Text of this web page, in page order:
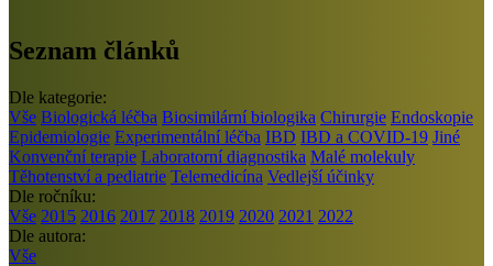
Seznam článků
Dle kategorie:
Vše Biologická léčba Biosimilární biologika Chirurgie Endoskopie
Epidemiologie Experimentální léčba IBD IBD a COVID-19 Jiné
Konvenční terapie Laboratorní diagnostika Malé molekuly
Těhotenství a pediatrie Telemedicína Vedlejší účinky
Dle ročníku:
Vše 2015 2016 2017 2018 2019 2020 2021 2022
Dle autora:
Vše